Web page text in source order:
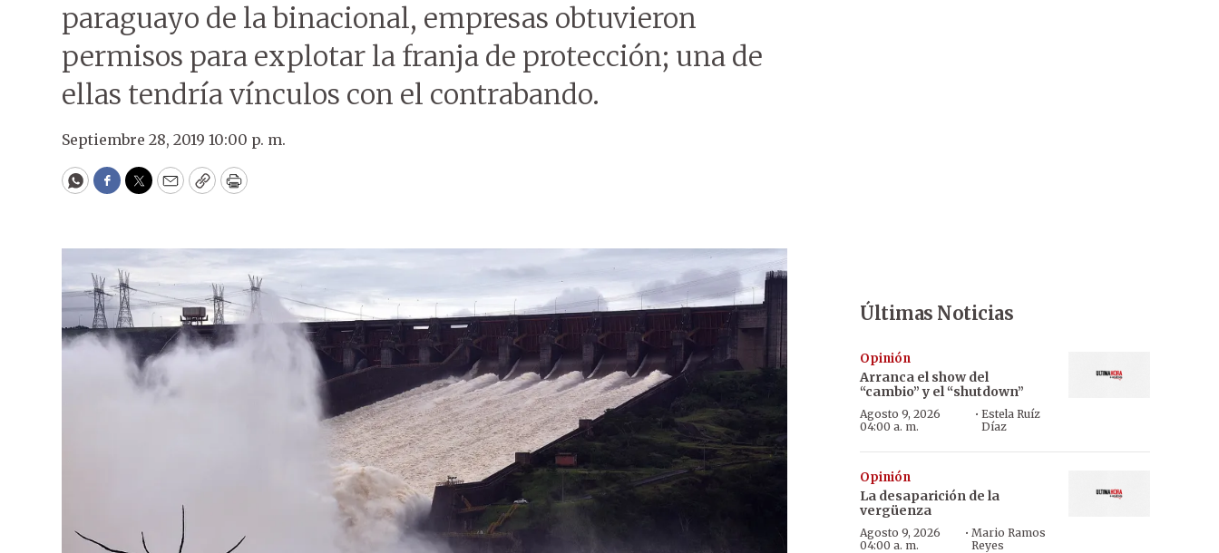
paraguayo de la binacional, empresas obtuvieron
permisos para explotar la franja de protección; una de
ellas tendría vínculos con el contrabando.
Septiembre 28, 2019 10:00 p. m.
WhatsApp
Facebook
Twitter
EmailCopyPrint
Últimas Noticias
Opinión
Arranca el show del
“cambio” y el “shutdown”
Agosto 9, 2026
04:00 a. m.
·Estela Ruíz
Díaz
Opinión
La desaparición de la
vergüenza
Agosto 9, 2026
04:00 a. m.
· Mario Ramos
Reyes